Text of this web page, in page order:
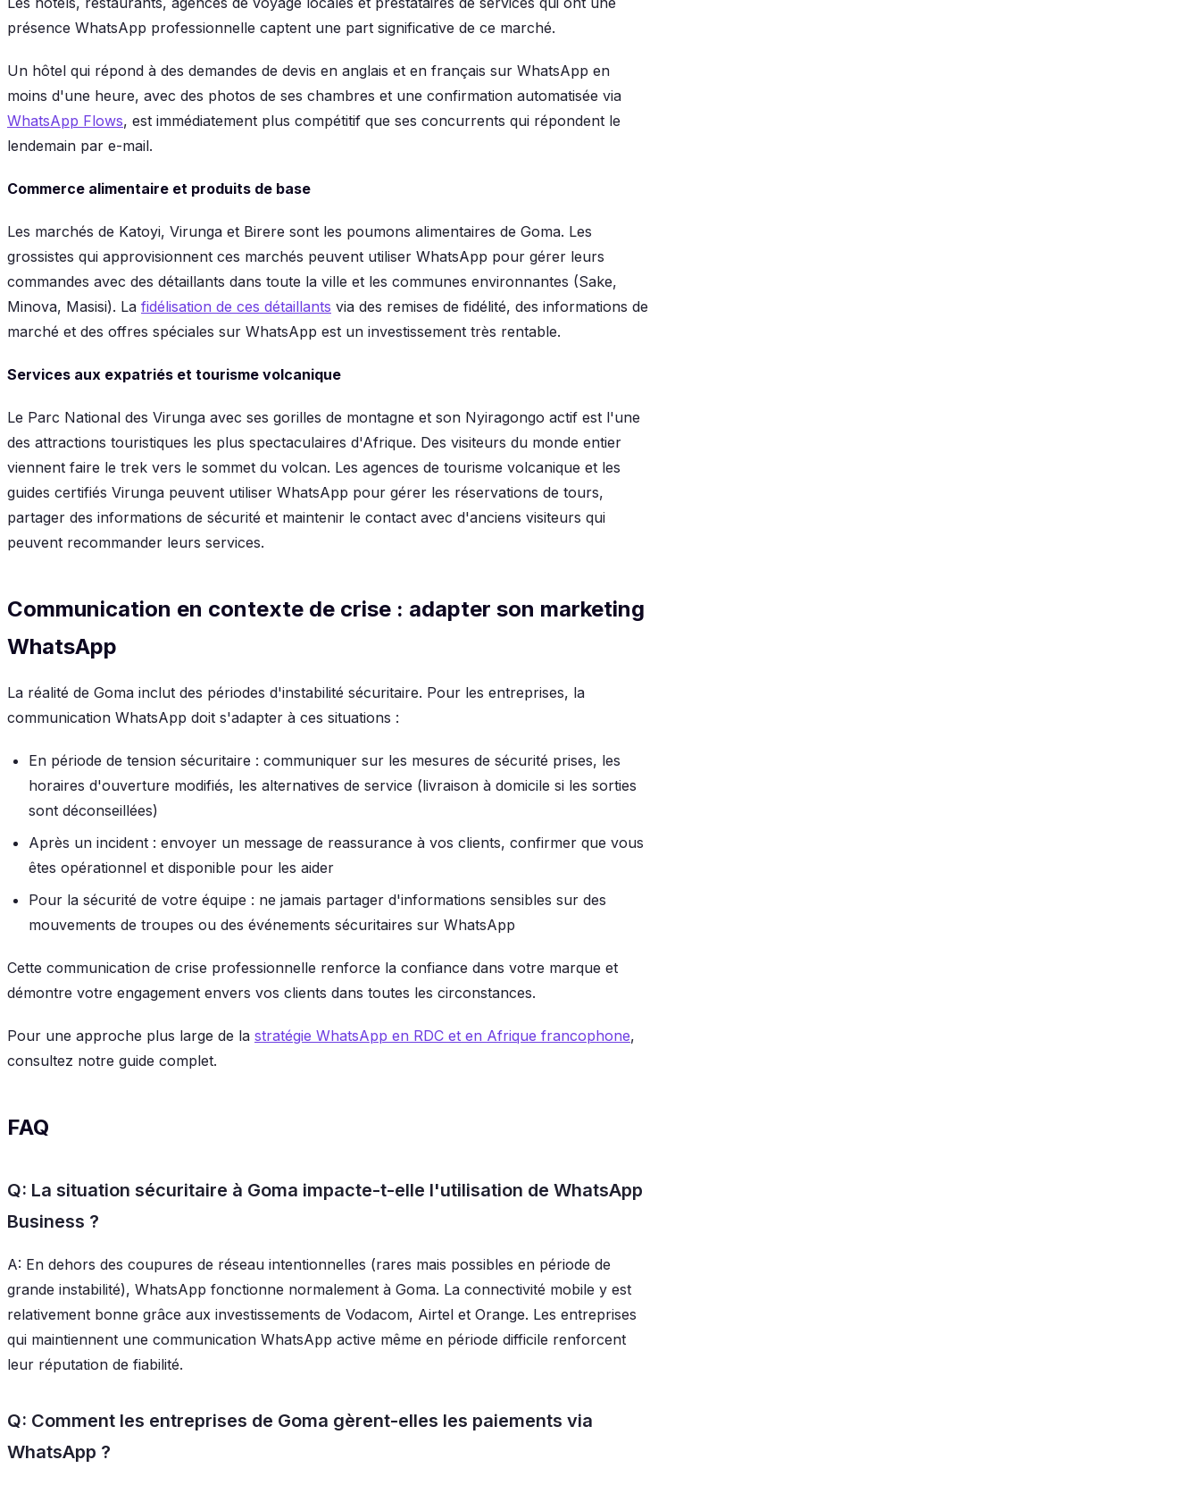
présence WhatsApp professionnelle captent une part significative de ce marché.
Un hôtel qui répond à des demandes de devis en anglais et en français sur WhatsApp en
moins d'une heure, avec des photos de ses chambres et une confirmation automatisée via
WhatsApp Flows, est immédiatement plus compétitif que ses concurrents qui répondent le
lendemain par e-mail.
Commerce alimentaire et produits de base
Les marchés de Katoyi, Virunga et Birere sont les poumons alimentaires de Goma. Les
grossistes qui approvisionnent ces marchés peuvent utiliser WhatsApp pour gérer leurs
commandes avec des détaillants dans toute la ville et les communes environnantes (Sake,
Minova, Masisi). La fidélisation de ces détaillants via des remises de fidélité, des informations de
marché et des offres spéciales sur WhatsApp est un investissement très rentable.
Services aux expatriés et tourisme volcanique
Le Parc National des Virunga avec ses gorilles de montagne et son Nyiragongo actif est l'une
des attractions touristiques les plus spectaculaires d'Afrique. Des visiteurs du monde entier
viennent faire le trek vers le sommet du volcan. Les agences de tourisme volcanique et les
guides certifiés Virunga peuvent utiliser WhatsApp pour gérer les réservations de tours,
partager des informations de sécurité et maintenir le contact avec d'anciens visiteurs qui
peuvent recommander leurs services.
Communication en contexte de crise : adapter son marketing
WhatsApp
La réalité de Goma inclut des périodes d'instabilité sécuritaire. Pour les entreprises, la
communication WhatsApp doit s'adapter à ces situations :
En période de tension sécuritaire : communiquer sur les mesures de sécurité prises, les
horaires d'ouverture modifiés, les alternatives de service (livraison à domicile si les sorties
sont déconseillées)
Après un incident : envoyer un message de reassurance à vos clients, confirmer que vous
êtes opérationnel et disponible pour les aider
Pour la sécurité de votre équipe : ne jamais partager d'informations sensibles sur des
mouvements de troupes ou des événements sécuritaires sur WhatsApp
Cette communication de crise professionnelle renforce la confiance dans votre marque et
démontre votre engagement envers vos clients dans toutes les circonstances.
Pour une approche plus large de la stratégie WhatsApp en RDC et en Afrique francophone,
consultez notre guide complet.
FAQ
Q: La situation sécuritaire à Goma impacte-t-elle l'utilisation de WhatsApp
Business ?
A: En dehors des coupures de réseau intentionnelles (rares mais possibles en période de
grande instabilité), WhatsApp fonctionne normalement à Goma. La connectivité mobile y est
relativement bonne grâce aux investissements de Vodacom, Airtel et Orange. Les entreprises
qui maintiennent une communication WhatsApp active même en période difficile renforcent
leur réputation de fiabilité.
Q: Comment les entreprises de Goma gèrent-elles les paiements via
WhatsApp ?